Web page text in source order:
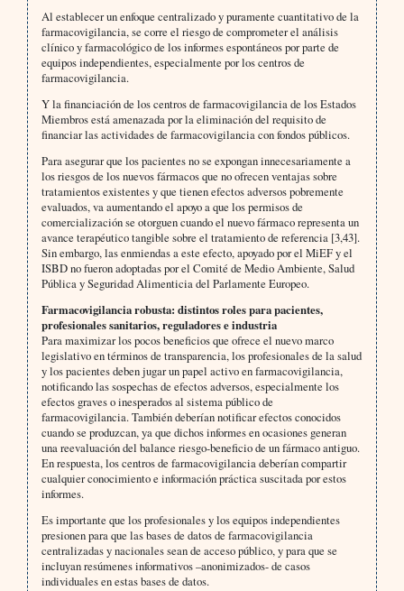
Al establecer un enfoque centralizado y puramente cuantitativo de la
farmacovigilancia, se corre el riesgo de comprometer el análisis
clínico y farmacológico de los informes espontáneos por parte de
equipos independientes, especialmente por los centros de
farmacovigilancia.
Y la financiación de los centros de farmacovigilancia de los Estados
Miembros está amenazada por la eliminación del requisito de
financiar las actividades de farmacovigilancia con fondos públicos.
Para asegurar que los pacientes no se expongan innecesariamente a
los riesgos de los nuevos fármacos que no ofrecen ventajas sobre
tratamientos existentes y que tienen efectos adversos pobremente
evaluados, va aumentando el apoyo a que los permisos de
comercialización se otorguen cuando el nuevo fármaco representa un
avance terapéutico tangible sobre el tratamiento de referencia [3,43].
Sin embargo, las enmiendas a este efecto, apoyado por el MiEF y el
ISBD no fueron adoptadas por el Comité de Medio Ambiente, Salud
Pública y Seguridad Alimenticia del Parlamente Europeo.
Farmacovigilancia robusta: distintos roles para pacientes,
profesionales sanitarios, reguladores e industria
Para maximizar los pocos beneficios que ofrece el nuevo marco
legislativo en términos de transparencia, los profesionales de la salud
y los pacientes deben jugar un papel activo en farmacovigilancia,
notificando las sospechas de efectos adversos, especialmente los
efectos graves o inesperados al sistema público de
farmacovigilancia. También deberían notificar efectos conocidos
cuando se produzcan, ya que dichos informes en ocasiones generan
una reevaluación del balance riesgo-beneficio de un fármaco antiguo.
En respuesta, los centros de farmacovigilancia deberían compartir
cualquier conocimiento e información práctica suscitada por estos
informes.
Es importante que los profesionales y los equipos independientes
presionen para que las bases de datos de farmacovigilancia
centralizadas y nacionales sean de acceso público, y para que se
incluyan resúmenes informativos –anonimizados- de casos
individuales en estas bases de datos.